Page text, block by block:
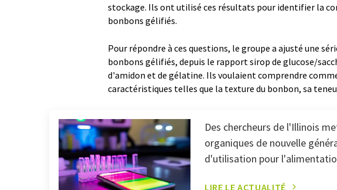
stockage. Ils ont utilisé ces résultats pour identifier la
bonbons gélifiés.
Pour répondre à ces questions, le groupe a ajusté une
bonbons gélifiés, depuis le rapport sirop de glucose/
d'amidon et de gélatine. Ils voulaient comprendre
caractéristiques telles que la texture du bonbon, sa
Des chercheurs de l'Illinois
organiques de nouvelle
d'utilisation pour
LIRE LE ACTUALITÉ